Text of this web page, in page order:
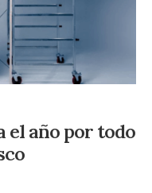
el año por todo